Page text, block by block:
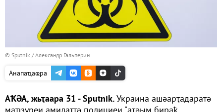
© Sputnik / Александр Гальперин
Анапаҵаҩра
АҞӘА, жьҭаара 31 - Sputnik.Украина ашәарҭадаратә
маҵзуреи амилаҭтә полициеи "атәым бираҟ